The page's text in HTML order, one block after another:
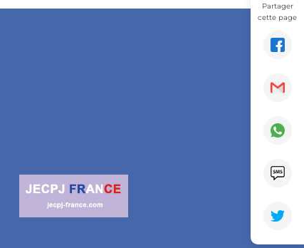
Partager
cette page